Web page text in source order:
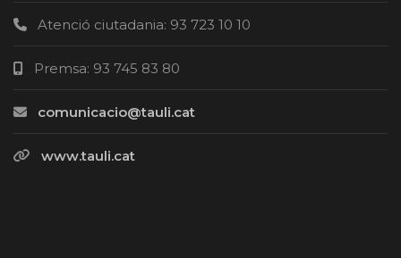
Atenció ciutadania: 93 723 10 10
Premsa: 93 745 83 80
comunicacio@tauli.cat
www.tauli.cat